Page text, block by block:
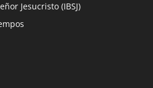
Jesucristo (IBSJ)